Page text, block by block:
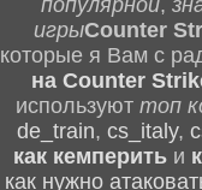
популярной,
игрыCounter
которые я Вам с
на Counter
используют топ
de_train, cs_italy,
как кемперить и
как нужно